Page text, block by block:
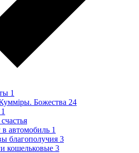
1
Божества 24
1
в автомобиль 1
благополучия 3
кошельковые 3